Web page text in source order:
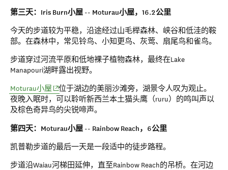
第三天：Iris Burn小屋 -- Moturau小屋，16.2公里
今天的步道较为平稳，沿途经过山毛榉森林、峡谷和低洼的鞍
部。在森林中，常见铃鸟、小知更鸟、灰莺、扇尾鸟和雀鸟。
步道穿过河流平原和低地裸子植物森林，最终在Lake
Manapouri湖畔露出视野。
Moturau小屋 (opens in new window)
位于湖边的美丽沙滩旁，湖景令人叹为观止。
夜晚入眠时，可以聆听新西兰本土猫头鹰（ruru）的鸣叫声以
及棕色奇异鸟的尖锐啼声。
第四天：Moturau小屋 -- Rainbow Reach，6公里
凯普勒步道的最后一天是一段适中的徒步路程。
步道沿Waiau河梯田延伸，直至Rainbow Reach的吊桥。在河边